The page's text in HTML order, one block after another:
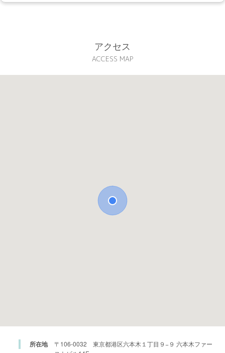
アクセス
ACCESS MAP
所在地
〒106-0032 東京都港区六本木１丁目９−９ 六本木ファー